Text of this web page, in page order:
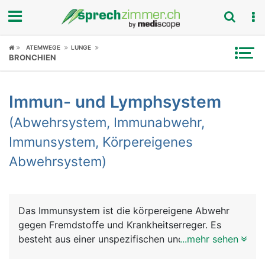
Fokus
Symptome
Untersuchungen
News
Rubriken
ATEMWEGE LUNGE
BRONCHIEN
Immun- und Lymphsystem
(Abwehrsystem, Immunabwehr,
Immunsystem, Körpereigenes
Abwehrsystem)
Das Immunsystem ist die körpereigene Abwehr
gegen Fremdstoffe und Krankheitserreger. Es
besteht aus einer unspezifischen und einer...mehr sehen